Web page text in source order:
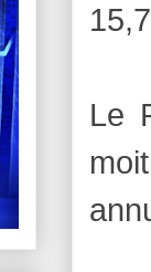
Le